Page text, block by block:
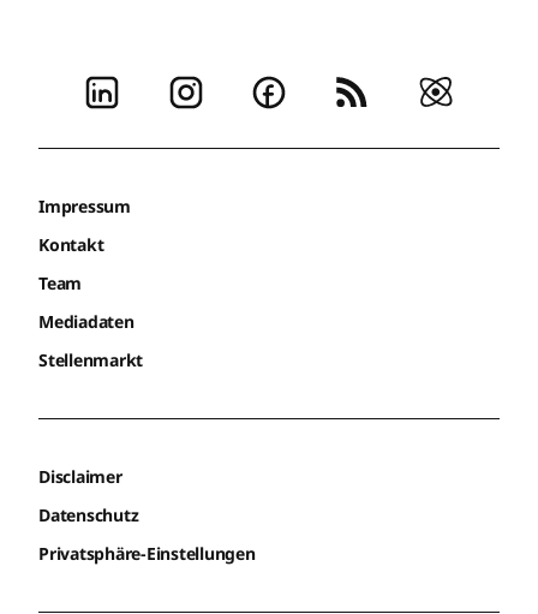
Impressum
Kontakt
Team
Mediadaten
Stellenmarkt
Disclaimer
Datenschutz
Privatsphäre-Einstellungen